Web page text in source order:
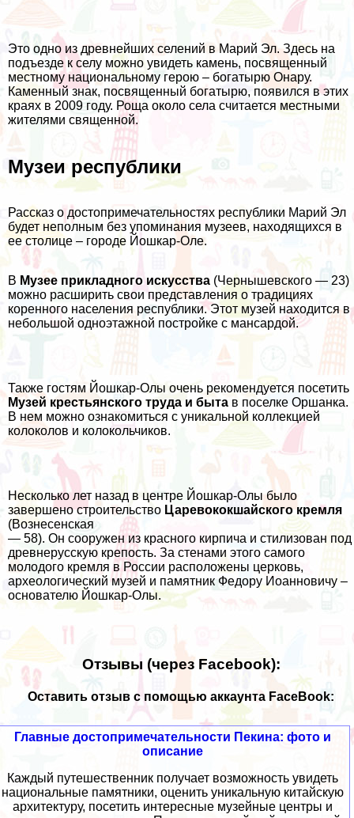
Это одно из древнейших селений в Марий Эл. Здесь на
подъезде к селу можно увидеть камень, посвященный
местному национальному герою – богатырю Онару.
Каменный знак, посвященный богатырю, появился в этих
краях в 2009 году. Роща около села считается местными
жителями священной.
Музеи республики
Рассказ о достопримечательностях республики Марий Эл
будет неполным без упоминания музеев, находящихся в
ее столице – городе Йошкар-Оле.
В Музее прикладного искусства (Чернышевского — 23)
можно расширить свои представления о традициях
коренного населения республики. Этот музей находится в
небольшой одноэтажной постройке с мансардой.
Также гостям Йошкар-Олы очень рекомендуется посетить
Музей крестьянского труда и быта в поселке Оршанка.
В нем можно ознакомиться с уникальной коллекцией
колоколов и колокольчиков.
Несколько лет назад в центре Йошкар-Олы было
завершено строительство Царевококшайского кремля
(Вознесенская
— 58). Он сооружен из красного кирпича и стилизован под
древнерусскую крепость. За стенами этого самого
молодого кремля в России расположены церковь,
археологический музей и памятник Федору Иоанновичу –
основателю Йошкар-Олы.
Отзывы (через Facebook):
Оставить отзыв с помощью аккаунта FaceBook:
Главные достопримечательности Пекина: фото и
описание
Каждый путешественник получает возможность увидеть
национальные памятники, оценить уникальную китайскую
архитектуру, посетить интересные музейные центры и